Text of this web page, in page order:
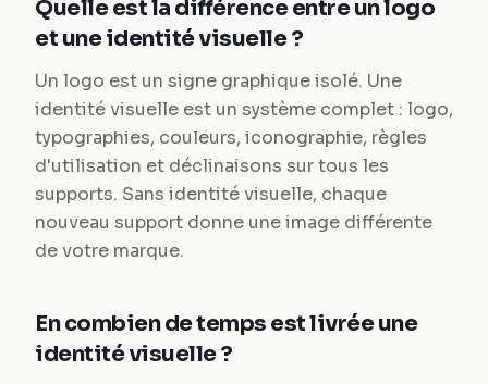
Quelle est la différence entre un logo
et une identité visuelle ?
Un logo est un signe graphique isolé. Une
identité visuelle est un système complet : logo,
typographies, couleurs, iconographie, règles
d'utilisation et déclinaisons sur tous les
supports. Sans identité visuelle, chaque
nouveau support donne une image différente
de votre marque.
En combien de temps est livrée une
identité visuelle ?